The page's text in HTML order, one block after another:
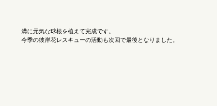
溝に元気な球根を植えて完成です。
今季の彼岸花レスキューの活動も次回で最後となりました。